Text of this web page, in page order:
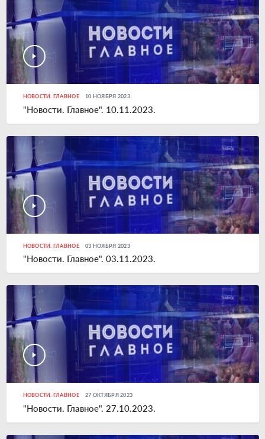
НОВОСТИ. ГЛАВНОЕ 10 НОЯБРЯ 2023
"Новости. Главное". 10.11.2023.
НОВОСТИ. ГЛАВНОЕ 03 НОЯБРЯ 2023
"Новости. Главное". 03.11.2023.
НОВОСТИ. ГЛАВНОЕ 27 ОКТЯБРЯ 2023
"Новости. Главное". 27.10.2023.